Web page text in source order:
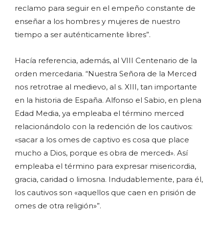
reclamo para seguir en el empeño constante de
enseñar a los hombres y mujeres de nuestro
tiempo a ser auténticamente libres”.
Hacía referencia, además, al VIII Centenario de la
orden mercedaria. “Nuestra Señora de la Merced
nos retrotrae al medievo, al s. XIII, tan importante
en la historia de España. Alfonso el Sabio, en plena
Edad Media, ya empleaba el término merced
relacionándolo con la redención de los cautivos:
«sacar a los omes de captivo es cosa que place
mucho a Dios, porque es obra de merced». Así
empleaba el término para expresar misericordia,
gracia, caridad o limosna. Indudablemente, para él,
los cautivos son «aquellos que caen en prisión de
omes de otra religión»”.